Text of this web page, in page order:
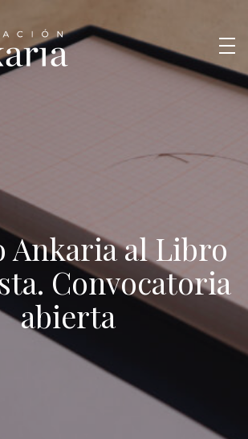
Ankaria al Libro
Convocatoria
abierta